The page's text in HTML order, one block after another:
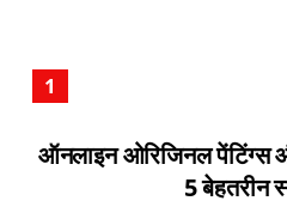
ऑनलाइन ओरिजिनल पेंटिंग्स
5 बेहतरीन